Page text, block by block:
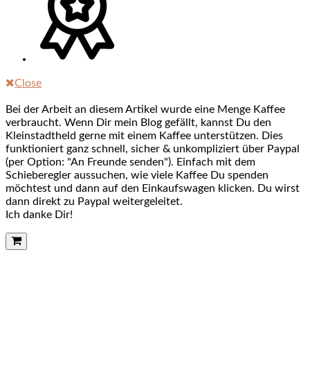
Close
Bei der Arbeit an diesem Artikel wurde eine Menge Kaffee
verbraucht. Wenn Dir mein Blog gefällt, kannst Du den
Kleinstadtheld gerne mit einem Kaffee unterstützen. Dies
funktioniert ganz schnell, sicher & unkompliziert über Paypal
(per Option: "An Freunde senden"). Einfach mit dem
Schieberegler aussuchen, wie viele Kaffee Du spenden
möchtest und dann auf den Einkaufswagen klicken. Du wirst
dann direkt zu Paypal weitergeleitet.
Ich danke Dir!